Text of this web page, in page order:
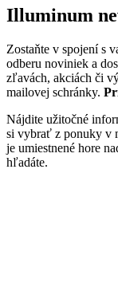
Illuminum
Zostaňte v spojení s
odberu noviniek a
zľavách, akciách či
mailovej schránky.
Nájdite užitočné
si vybrať z ponuky v
je umiestnené hore
hľadáte.